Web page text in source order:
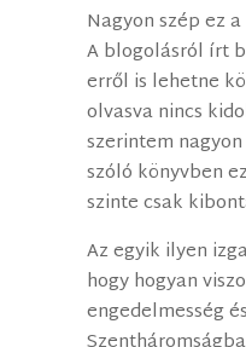
Nagyon szép ez
A blogolásról írt
erről is lehetne
olvasva nincs
szerintem
szóló könyvben
szinte csak
Az egyik ilyen
hogy hogyan
engedelmesség